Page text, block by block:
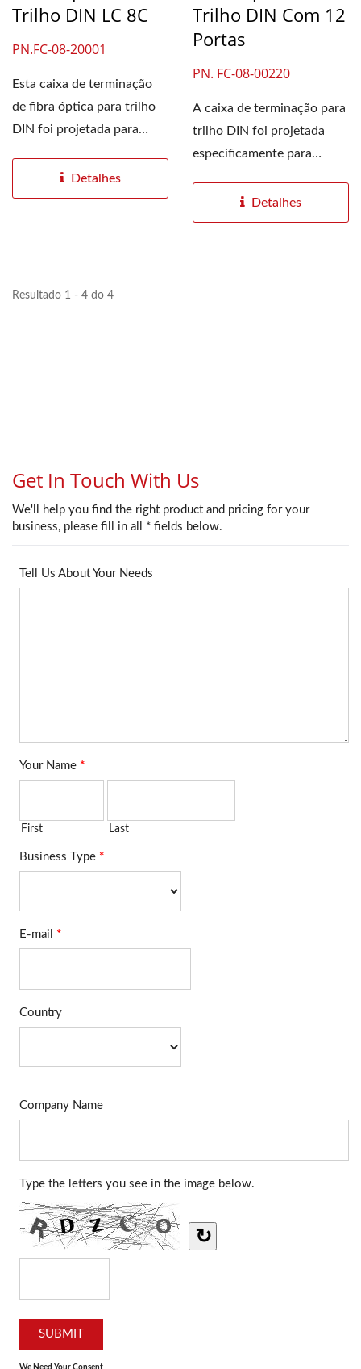
Trilho DIN LC 8C
PN.FC-08-20001
Esta caixa de terminação
de fibra óptica para trilho
DIN foi projetada para
Detalhes
Trilho DIN Com 12
Portas
PN. FC-08-00220
A caixa de terminação para
trilho DIN foi projetada
especificamente para
Detalhes
Resultado 1 - 4 do 4